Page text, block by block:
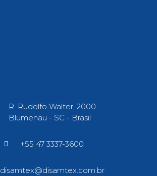
R. Rudolfo Walter, 2000
Blumenau - SC - Brasil​
+55 47 3337-3600
disamtex@disamtex.com.br